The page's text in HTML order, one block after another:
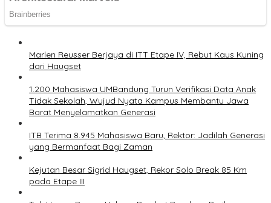
Marlen Reusser Berjaya di ITT Etape IV, Rebut Kaus Kuning
dari Haugset
1.200 Mahasiswa UMBandung Turun Verifikasi Data Anak
Tidak Sekolah, Wujud Nyata Kampus Membantu Jawa
Barat Menyelamatkan Generasi
ITB Terima 8.945 Mahasiswa Baru, Rektor: Jadilah Generasi
yang Bermanfaat Bagi Zaman
Kejutan Besar Sigrid Haugset, Rekor Solo Break 85 Km
pada Etape III